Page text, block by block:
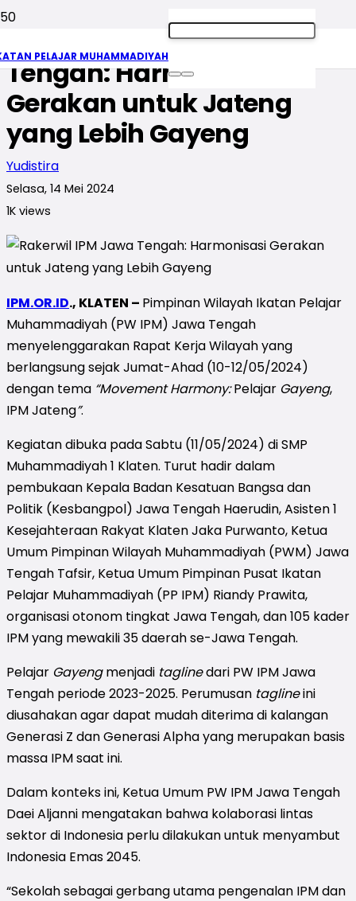
PELAJAR MUHAMMADIYAH
Rakerwil IPM Jawa
Tengah: Harmonisasi
Gerakan untuk Jateng
yang Lebih Gayeng
Yudistira
Selasa, 14 Mei 2024
1K views
IPM.OR.ID., KLATEN – Pimpinan Wilayah Ikatan Pelajar
Muhammadiyah (PW IPM) Jawa Tengah
menyelenggarakan Rapat Kerja Wilayah yang
berlangsung sejak Jumat-Ahad (10-12/05/2024)
dengan tema “Movement Harmony:Pelajar Gayeng,
IPM Jateng”.
Kegiatan dibuka pada Sabtu (11/05/2024) di SMP
Muhammadiyah 1 Klaten. Turut hadir dalam
pembukaan Kepala Badan Kesatuan Bangsa dan
Politik (Kesbangpol) Jawa Tengah Haerudin, Asisten 1
Kesejahteraan Rakyat Klaten Jaka Purwanto, Ketua
Umum Pimpinan Wilayah Muhammadiyah (PWM) Jawa
Tengah Tafsir, Ketua Umum Pimpinan Pusat Ikatan
Pelajar Muhammadiyah (PP IPM) Riandy Prawita,
organisasi otonom tingkat Jawa Tengah, dan 105 kader
IPM yang mewakili 35 daerah se-Jawa Tengah.
Pelajar Gayengmenjadi taglinedari PW IPM Jawa
Tengah periode 2023-2025. Perumusan taglineini
diusahakan agar dapat mudah diterima di kalangan
Generasi Z dan Generasi Alpha yang merupakan basis
massa IPM saat ini.
Dalam konteks ini, Ketua Umum PW IPM Jawa Tengah
Daei Aljanni mengatakan bahwa kolaborasi lintas
sektor di Indonesia perlu dilakukan untuk menyambut
Indonesia Emas 2045.
“Sekolah sebagai gerbang utama pengenalan IPM dan